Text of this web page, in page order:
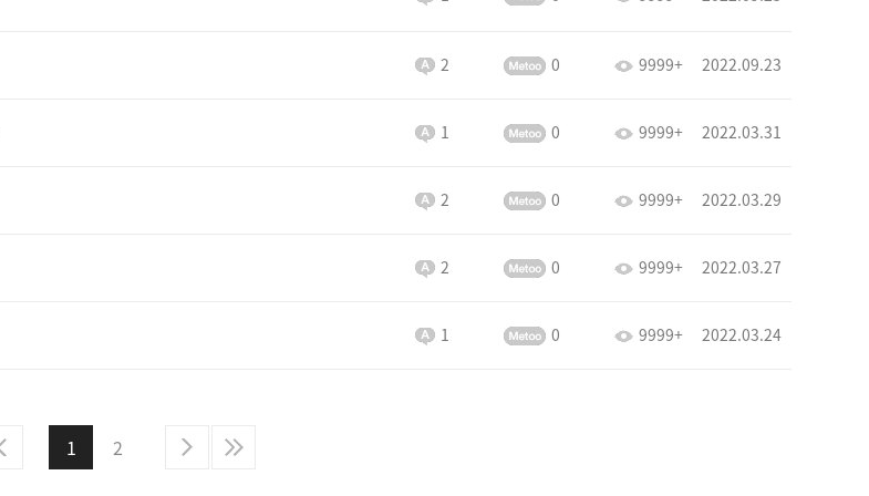
2 0 9999+ 2022.09.23
1 0 9999+ 2022.03.31
2 0 9999+ 2022.03.29
2 0 9999+ 2022.03.27
1 0 9999+ 2022.03.24
1 2